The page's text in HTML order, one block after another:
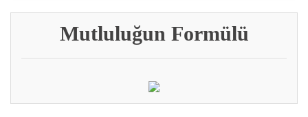
Mutluluğun Formülü